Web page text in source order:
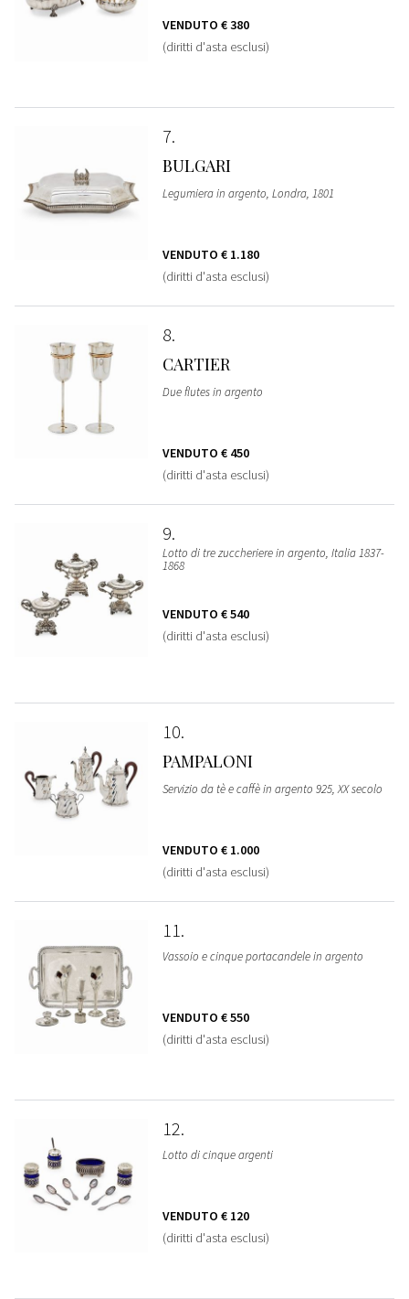
VENDUTO € 380
(diritti d'asta esclusi)
7
BULGARI
Legumiera in argento, Londra, 1801
VENDUTO € 1.180
(diritti d'asta esclusi)
8
CARTIER
Due flutes in argento
VENDUTO € 450
(diritti d'asta esclusi)
9
Lotto di tre zuccheriere in argento, Italia 1837-
1868
VENDUTO € 540
(diritti d'asta esclusi)
10
PAMPALONI
Servizio da tè e caffè in argento 925, XX secolo
VENDUTO € 1.000
(diritti d'asta esclusi)
11
Vassoio e cinque portacandele in argento
VENDUTO € 550
(diritti d'asta esclusi)
12
Lotto di cinque argenti
VENDUTO € 120
(diritti d'asta esclusi)